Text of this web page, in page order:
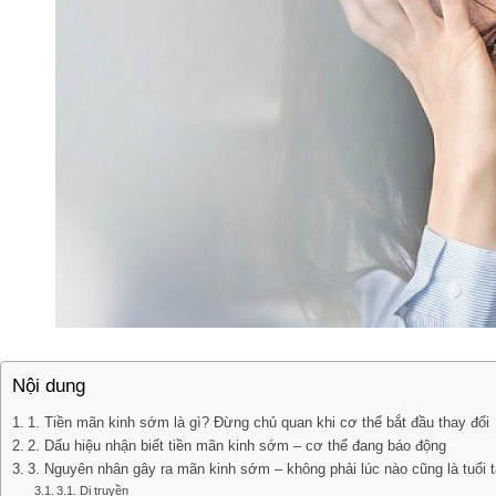
Nội dung
1. Tiền mãn kinh sớm là gì? Đừng chủ quan khi cơ thể bắt đầu thay đổi
2. Dấu hiệu nhận biết tiền mãn kinh sớm – cơ thể đang báo động
3. Nguyên nhân gây ra mãn kinh sớm – không phải lúc nào cũng là tuổi
3.1. Di truyền